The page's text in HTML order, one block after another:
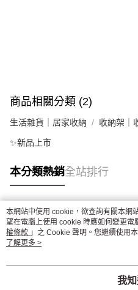
商品相關分類 (2)
生活雜貨｜居家收納 收納架｜
✨新品上市
本分類熱銷全站排行
熱門標籤
本網站中使用 cookie，欲查詢有關本網
望在電腦上使用 cookie 時應如何變更電
權條款 」之 Cookie 聲明。您繼續使用
用條款之 Cookie 聲明使用 cookie。
了解更多 >
我